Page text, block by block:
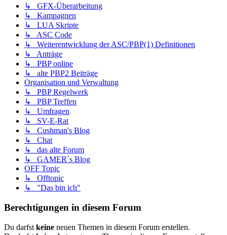
↳ GFX-Überarbeitung
↳ Kampagnen
↳ LUA Skripte
↳ ASC Code
↳ Weiterentwicklung der ASC/PBP(1) Definitionen
↳ Anträge
↳ PBP online
↳ alte PBP2 Beiträge
Organisation und Verwaltung
↳ PBP Regelwerk
↳ PBP Treffen
↳ Umfragen
↳ SV-E-Rat
↳ Cushman's Blog
↳ Chat
↳ das alte Forum
↳ GAMER´s Blog
OFF Topic
↳ Offtopic
↳ "Das bin ich"
Berechtigungen in diesem Forum
Du darfst keine neuen Themen in diesem Forum erstellen.